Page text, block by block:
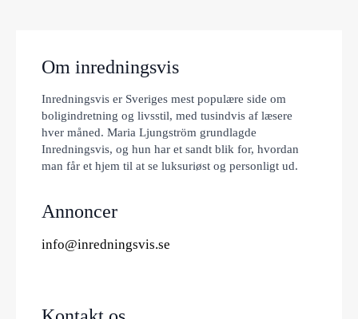
Om inredningsvis
Inredningsvis er Sveriges mest populære side om
boligindretning og livsstil, med tusindvis af læsere
hver måned. Maria Ljungström grundlagde
Inredningsvis, og hun har et sandt blik for, hvordan
man får et hjem til at se luksuriøst og personligt ud.
Annoncer
info@inredningsvis.se